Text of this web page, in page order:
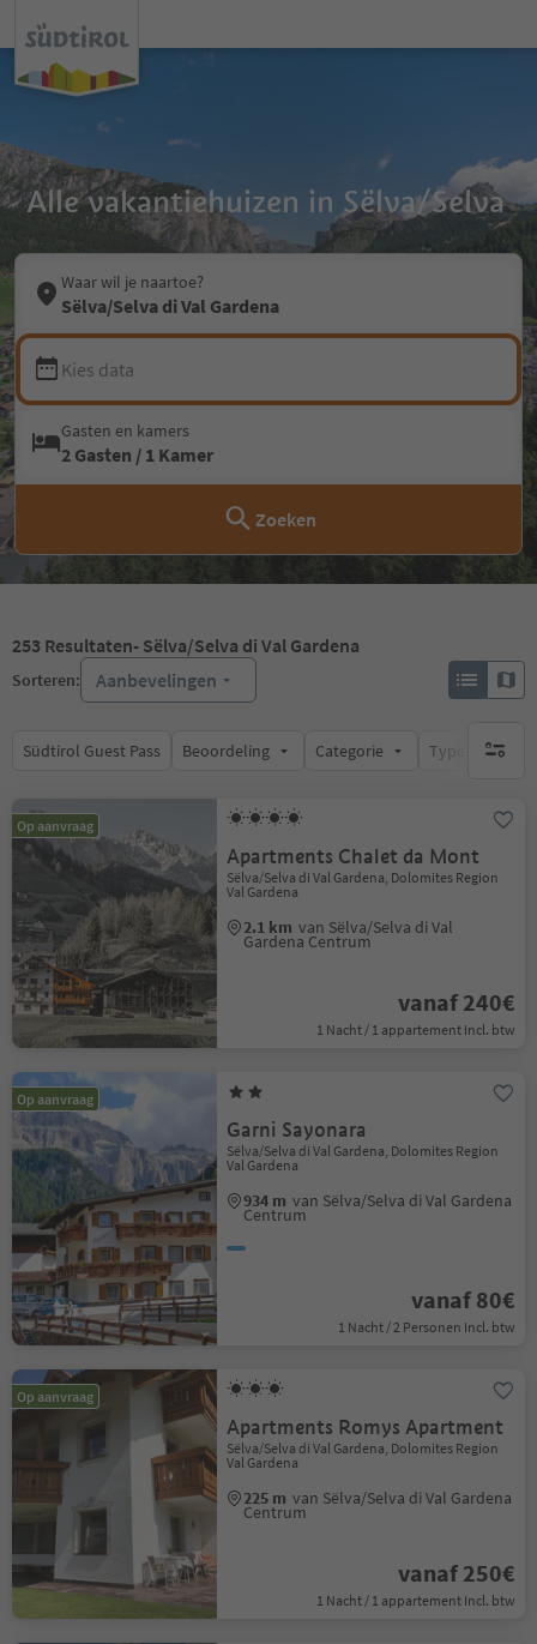
Alle vakantiehuizen in Sëlva/Selva
Waar wil je naartoe?
Sëlva/Selva di Val Gardena
Kies data
Gasten en kamers
2 Gasten / 1 Kamer
Zoeken
253 Resultaten- Sëlva/Selva di Val Gardena
Sorteren: Aanbevelingen
Südtirol Guest Pass Beoordeling Categorie Type catering
geen
Op aanvraag
Apartments Chalet da Mont
Sëlva/Selva di Val Gardena, Dolomites Region
Val Gardena
2.1 km van Sëlva/Selva di Val
Gardena Centrum
vanaf 240€
1 Nacht / 1 appartement Incl. btw
Op aanvraag
Garni Sayonara
Sëlva/Selva di Val Gardena, Dolomites Region
Val Gardena
934 m van Sëlva/Selva di Val Gardena
Centrum
vanaf 80€
1 Nacht / 2 Personen Incl. btw
Op aanvraag
Apartments Romys Apartment
Sëlva/Selva di Val Gardena, Dolomites Region
Val Gardena
225 m van Sëlva/Selva di Val Gardena
Centrum
vanaf 250€
1 Nacht / 1 appartement Incl. btw